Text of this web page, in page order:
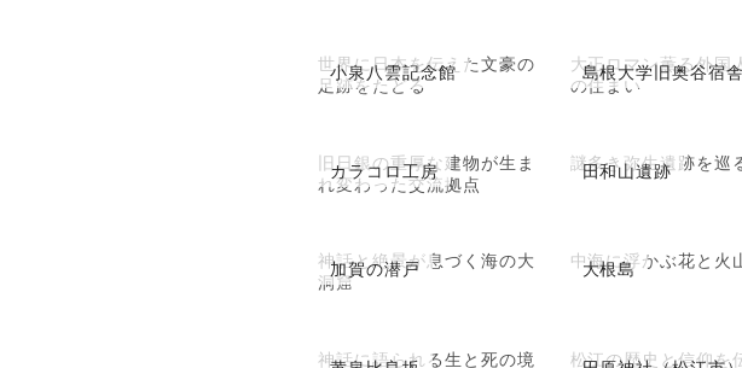
小泉八雲記念館
世界に日本を伝えた文豪の
足跡をたどる
島根大学旧奥谷宿
大正ロマン薫る外国
の住まい
カラコロ工房
旧日銀の重厚な建物が生ま
れ変わった交流拠点
田和山遺跡
謎多き弥生遺跡を巡
加賀の潜戸
神話と絶景が息づく海の大
洞窟
大根島
中海に浮かぶ花と火
神話に語られる生と死の境
松江の歴史と信仰を